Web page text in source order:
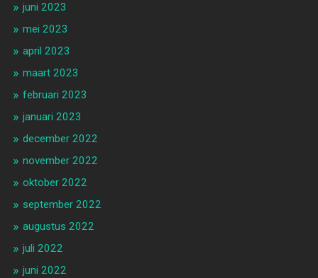
juni 2023
mei 2023
april 2023
maart 2023
februari 2023
januari 2023
december 2022
november 2022
oktober 2022
september 2022
augustus 2022
juli 2022
juni 2022